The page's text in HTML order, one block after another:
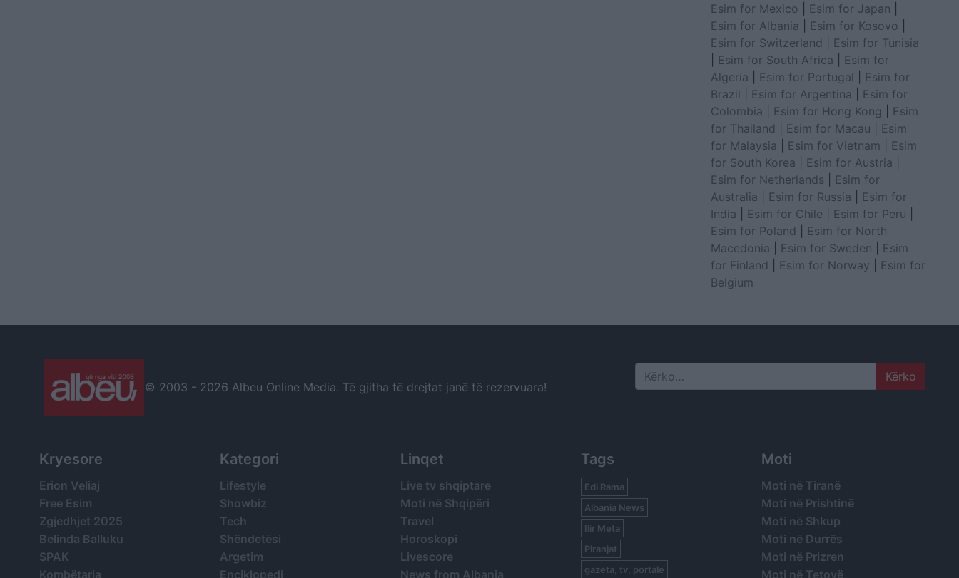
Esim for Mexico
Esim for Japan
Esim for Albania
Esim for Kosovo
Esim for Switzerland
Esim for Tunisia
Esim for South Africa
Esim for
Algeria
Esim for Portugal
Esim for
Brazil
Esim for Argentina
Esim for
Colombia
Esim for Hong Kong
Esim
for Thailand
Esim for Macau
Esim
for Malaysia
Esim for Vietnam
Esim
for South Korea
Esim for Austria
Esim for Netherlands
Esim for
Australia
Esim for Russia
Esim for
India
Esim for Chile Esim for Peru
Esim for Poland
Esim for North
Macedonia
Esim for Sweden
Esim
for Finland
Esim for Norway
Esim for
Belgium
© 2003 - 2026 Albeu Online Media. Të gjitha të drejtat janë të rezervuara! Search
Kryesore
Erion Veliaj
Free Esim
Zgjedhjet 2025
Belinda Balluku
SPAK
Kombëtarja
Kategori
Lifestyle
Showbiz
Tech
Shëndetësi
Argetim
Enciklopedi
Linqet
Live tv shqiptare
Moti në Shqipëri
Travel
Horoskopi
Livescore
News from Albania
Tags
Edi Rama
Albania News
Ilir Meta
Piranjat
gazeta, tv, portale
Moti
Moti në Tiranë
Moti në Prishtinë
Moti në Shkup
Moti në Durrës
Moti në Prizren
Moti në Tetovë